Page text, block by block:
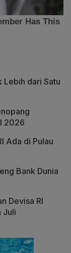
Lebih dari Satu
2026
Ada di Pulau
Bank Dunia
Devisa RI
Juli